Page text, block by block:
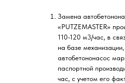
Замена
«PUTZEMASTER»
110-120 м3/час, в
на базе
автобетононасос
паспортной
час, с учетом его